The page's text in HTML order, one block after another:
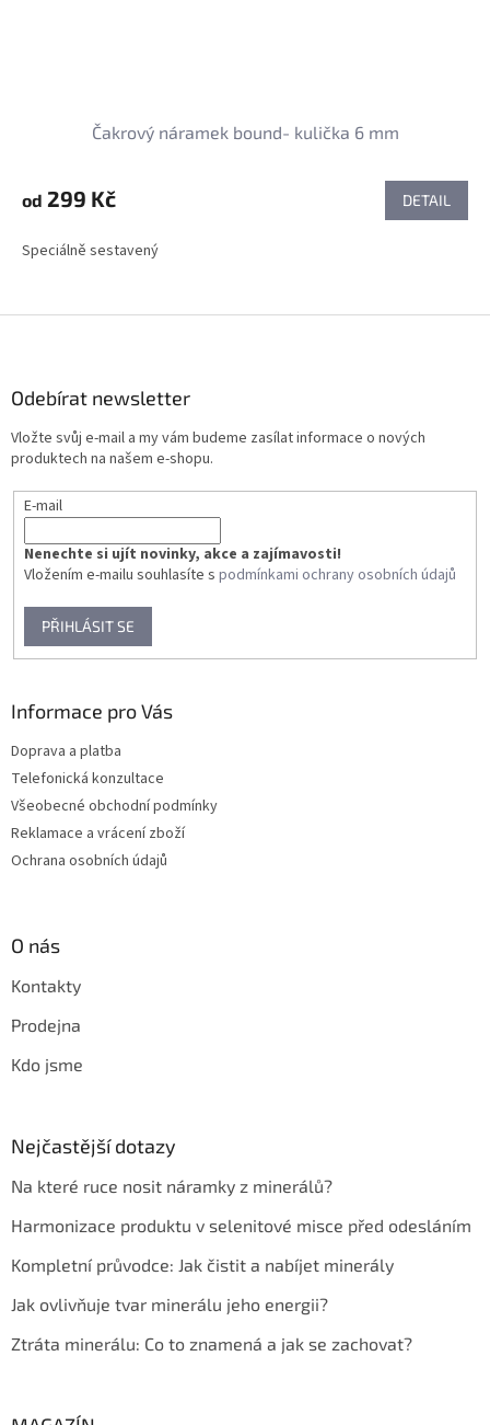
Čakrový náramek bound- kulička 6 mm
od 299 Kč DETAIL
Speciálně sestavený
Odebírat newsletter
Vložte svůj e-mail a my vám budeme zasílat informace o nových
produktech na našem e-shopu.
E-mail
Nenechte si ujít novinky, akce a zajímavosti!
Vložením e-mailu souhlasíte s podmínkami ochrany osobních údajů
PŘIHLÁSIT SE
Informace pro Vás
Doprava a platba
Telefonická konzultace
Všeobecné obchodní podmínky
Reklamace a vrácení zboží
Ochrana osobních údajů
O nás
Kontakty
Prodejna
Kdo jsme
Nejčastější dotazy
Na které ruce nosit náramky z minerálů?
Harmonizace produktu v selenitové misce před odesláním
Kompletní průvodce: Jak čistit a nabíjet minerály
Jak ovlivňuje tvar minerálu jeho energii?
Ztráta minerálu: Co to znamená a jak se zachovat?